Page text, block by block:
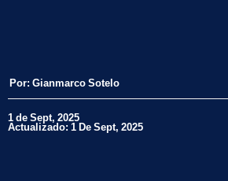
Por: Gianmarco Sotelo
1 de Sept, 2025
Actualizado: 1 De Sept, 2025